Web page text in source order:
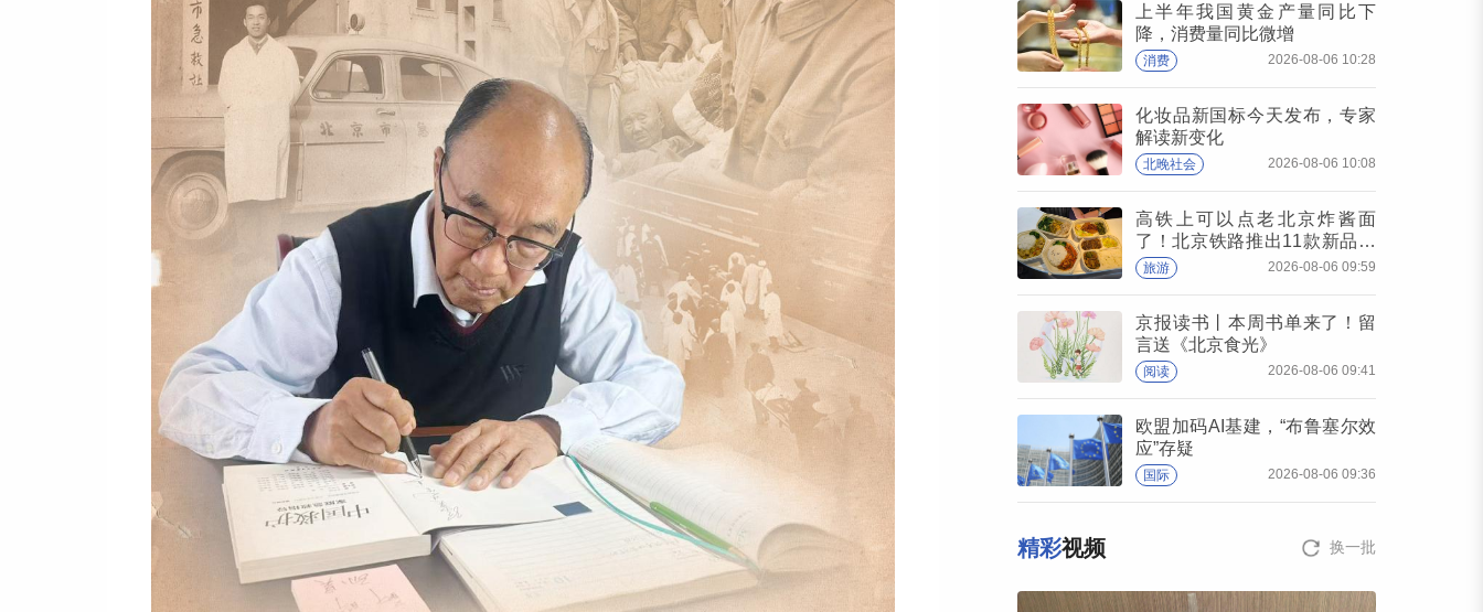
上半年我国黄金产量同比下
降，消费量同比微增
消费 2026-08-06 10:28
化妆品新国标今天发布，专家
解读新变化
北晚社会 2026-08-06 10:08
高铁上可以点老北京炸酱面
了！北京铁路推出11款新品高
铁餐
旅游 2026-08-06 09:59
京报读书丨本周书单来了！留
言送《北京食光》
阅读 2026-08-06 09:41
欧盟加码AI基建，“布鲁塞尔效
应”存疑
国际 2026-08-06 09:36
精彩视频 换一批